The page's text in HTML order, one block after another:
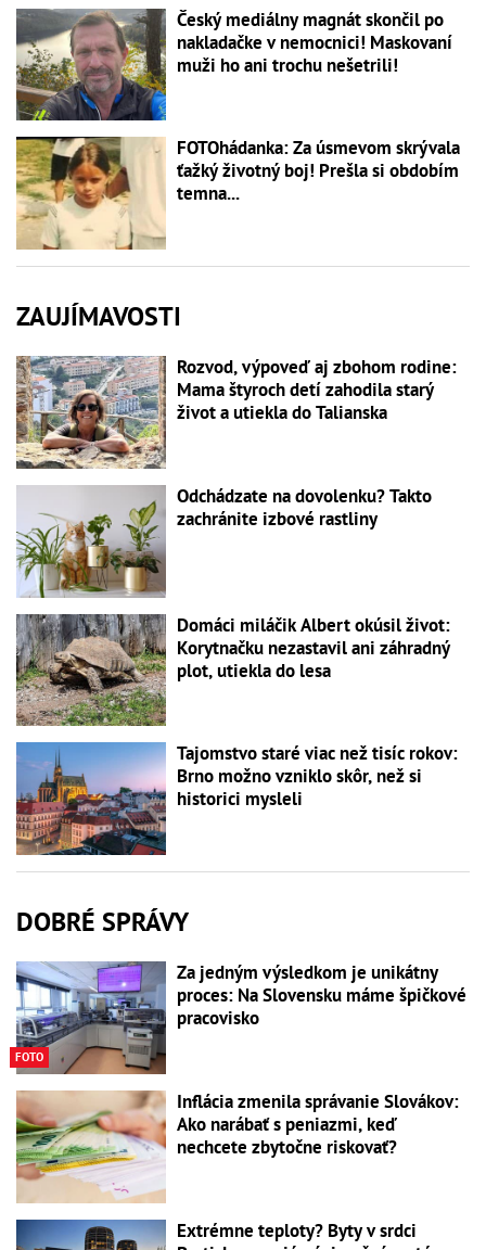
Český mediálny magnát skončil po
nakladačke v nemocnici! Maskovaní
muži ho ani trochu nešetrili!
FOTOhádanka: Za úsmevom skrývala
ťažký životný boj! Prešla si obdobím
temna...
ZAUJÍMAVOSTI
Rozvod, výpoveď aj zbohom rodine:
Mama štyroch detí zahodila starý
život a utiekla do Talianska
Odchádzate na dovolenku? Takto
zachránite izbové rastliny
Domáci miláčik Albert okúsil život:
Korytnačku nezastavil ani záhradný
plot, utiekla do lesa
Tajomstvo staré viac než tisíc rokov:
Brno možno vzniklo skôr, než si
historici mysleli
DOBRÉ SPRÁVY
FOTO
Za jedným výsledkom je unikátny
proces: Na Slovensku máme špičkové
pracovisko
Inflácia zmenila správanie Slovákov:
Ako narábať s peniazmi, keď
nechcete zbytočne riskovať?
Extrémne teploty? Byty v srdci